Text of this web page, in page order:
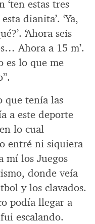
estas tres
dianita’. ‘Ya,
‘Ahora seis
Ahora a 15 m’.
es lo que me
que tenía las
a este deporte
lo cual
entré ni siquiera
mí los Juegos
donde veía
y los clavados.
podía llegar a
escalando.